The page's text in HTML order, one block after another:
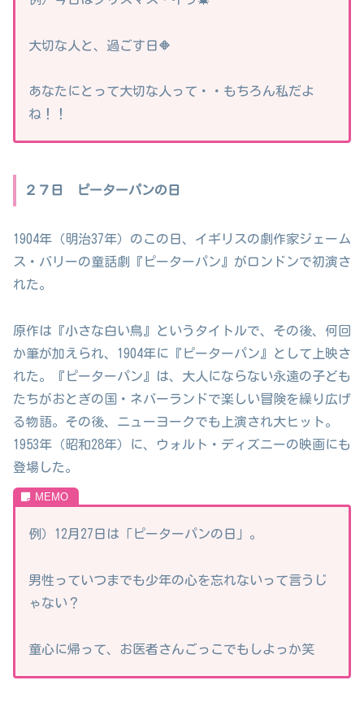
大切な人と、過ごす日🔶
あなたにとって大切な人って・・もちろん私だよ
ね！！
２７日 ピーターパンの日
1904年（明治37年）のこの日、イギリスの劇作家ジェーム
ス・バリーの童話劇『ピーターパン』がロンドンで初演さ
れた。
原作は『小さな白い鳥』というタイトルで、その後、何回
か筆が加えられ、1904年に『ピーターパン』として上映さ
れた。『ピーターパン』は、大人にならない永遠の子ども
たちがおとぎの国・ネバーランドで楽しい冒険を繰り広げ
る物語。その後、ニューヨークでも上演され大ヒット。
1953年（昭和28年）に、ウォルト・ディズニーの映画にも
登場した。
例）12月27日は「ピーターパンの日」。
男性っていつまでも少年の心を忘れないって言うじ
ゃない？
童心に帰って、お医者さんごっこでもしよっか笑